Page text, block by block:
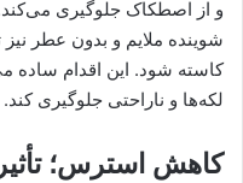
و از اصطکاک جلوگیری
شوینده ملایم و بدون عطر
کاسته شود. این اقدام ساده
لکه‌ها و ناراحتی جلوگیری کند.
کاهش استرس؛